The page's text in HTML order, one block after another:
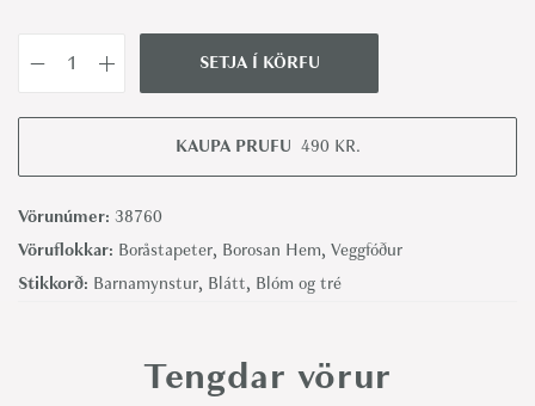
j
a
-
B
SETJA Í KÖRFU
KAUPA PRUFU 490 KR.
Vörunúmer: 38760
Vöruflokkar: Boråstapeter, Borosan Hem, Veggfóður
Stikkorð: Barnamynstur, Blátt, Blóm og tré
Tengdar vörur